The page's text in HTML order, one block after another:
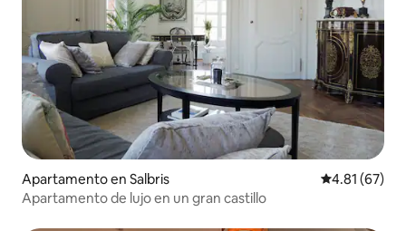
Apartamento en Salbris Calificación
4.81 (67)
Apartamento de lujo en un gran castillo